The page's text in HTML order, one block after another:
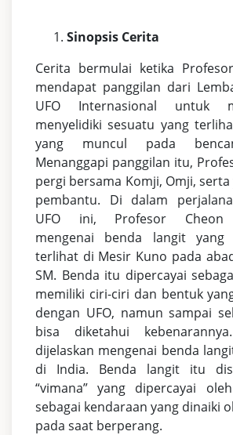
Sinopsis Cerita
Cerita bermulai ketika
mendapat panggilan dari
UFO Internasional untuk
menyelidiki sesuatu yang
yang muncul pada
Menanggapi panggilan itu,
pergi bersama Komji, Omji,
pembantu. Di dalam
UFO ini, Profesor Cheon
mengenai benda langit yang
terlihat di Mesir Kuno pada
SM. Benda itu dipercayai
memiliki ciri-ciri dan bentuk
dengan UFO, namun sampai
bisa diketahui
dijelaskan mengenai benda
di India. Benda langit itu
“vimana” yang dipercayai
sebagai kendaraan yang dinaiki
pada saat berperang.